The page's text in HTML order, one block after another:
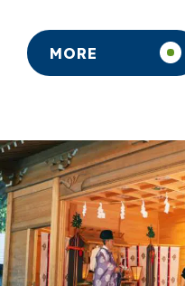
MORE